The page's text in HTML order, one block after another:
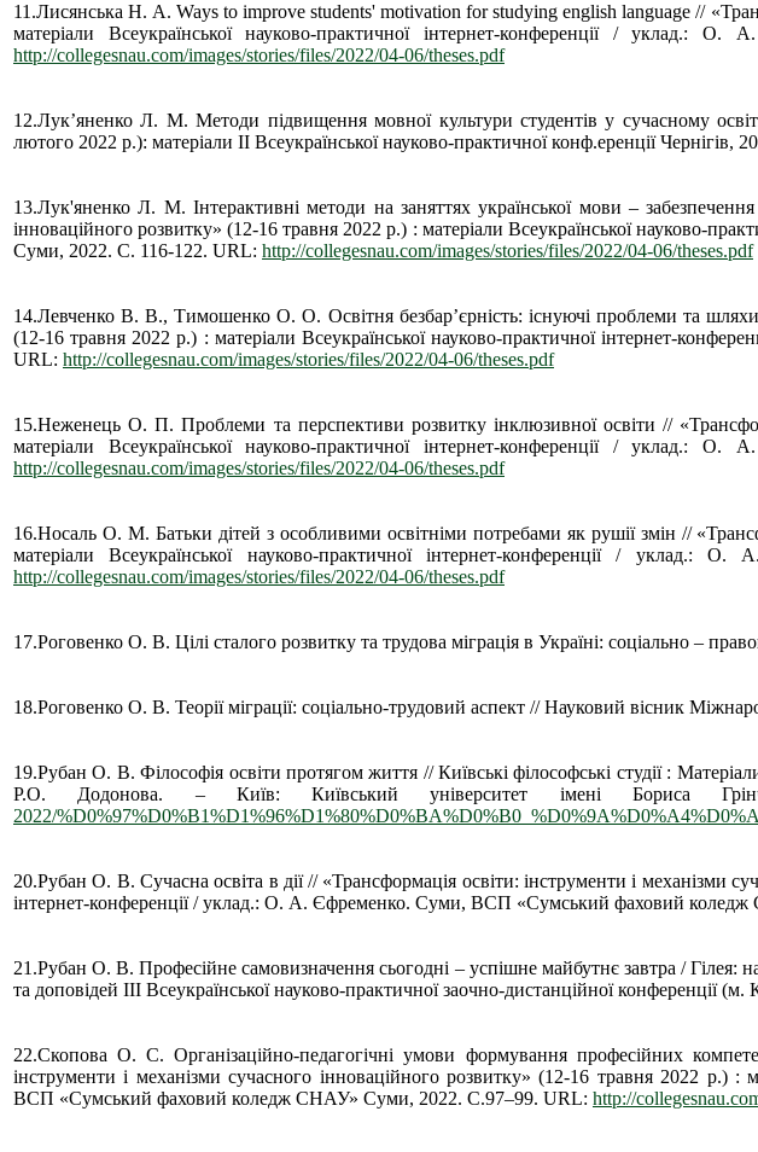
11.Лисянська Н. А. Ways to improve students' motivation for studying english language //
матеріали Всеукраїнської науково-практичної інтернет-конференції /
http://collegesnau.com/images/stories/files/2022/04-06/theses.pdf
12.Лукʼяненко Л. М. Методи підвищення мовної культури студентів у сучасному
лютого 2022 р.): матеріали ІІ Всеукраїнської науково-практичної конф.еренції Чернігів,
13.Лук'яненко Л. М. Інтерактивні методи на заняттях української мови –
інноваційного розвитку» (12-16 травня 2022 р.) : матеріали Всеукраїнської
Суми, 2022. С. 116-122. URL: http://collegesnau.com/images/stories/files/2022/04-06/theses.pdf
14.Левченко В. В., Тимошенко О. О. Освітня безбар’єрність: існуючі проблеми та
(12-16 травня 2022 р.) : матеріали Всеукраїнської науково-практичної інтернет-
URL: http://collegesnau.com/images/stories/files/2022/04-06/theses.pdf
15.Неженець О. П. Проблеми та перспективи розвитку інклюзивної освіти //
матеріали Всеукраїнської науково-практичної інтернет-конференції /
http://collegesnau.com/images/stories/files/2022/04-06/theses.pdf
16.Носаль О. М. Батьки дітей з особливими освітніми потребами як рушії змін //
матеріали Всеукраїнської науково-практичної інтернет-конференції /
http://collegesnau.com/images/stories/files/2022/04-06/theses.pdf
17.Роговенко О. В. Цілі сталого розвитку та трудова міграція в Україні: соціально –
18.Роговенко О. В. Теорії міграції: соціально-трудовий аспект // Науковий вісник
19.Рубан О. В. Філософія освіти протягом життя // Київські філософські студії :
Р.О. Додонова. – Київ: Київський університет імені Бориса
2022/
20.Рубан О. В. Сучасна освіта в дії // «Трансформація освіти: інструменти і механізми
інтернет-конференції / уклад.: О. А. Єфременко. Суми, ВСП «Сумський фаховий
21.Рубан О. В. Професійне самовизначення сьогодні – успішне майбутнє завтра / Гілея:
та доповідей ІІІ Всеукраїнської науково-практичної заочно-дистанційної конференції
22.Скопова О. С. Організаційно-педагогічні умови формування професійних
інструменти і механізми сучасного інноваційного розвитку» (12-16 травня 2022 р.)
ВСП «Сумський фаховий коледж СНАУ» Суми, 2022. С.97–99. URL: http://